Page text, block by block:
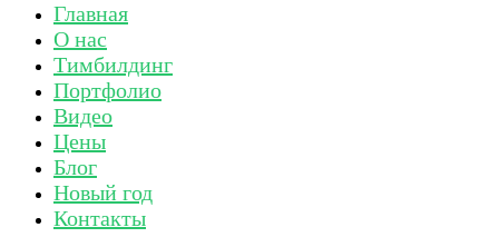
Главная
О нас
Тимбилдинг
Портфолио
Видео
Цены
Блог
Новый год
Контакты